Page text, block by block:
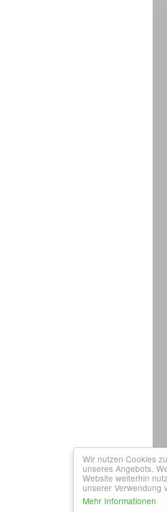
Wir nutzen Cookies
unseres Angebots.
Website weiterhin
unserer Verwendung
Mehr Informationen